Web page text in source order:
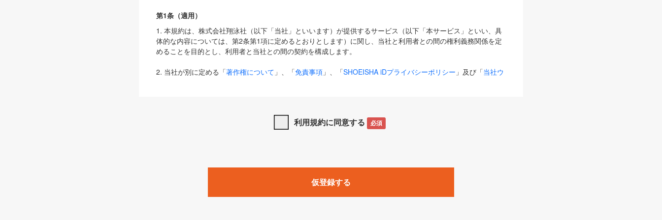
第1条（適用）
1. 本規約は、株式会社翔泳社（以下「当社」といいます）が提供するサービス（以下「本サービス」といい、具
体的な内容については、第2条第1項に定めるとおりとします）に関し、当社と利用者との間の権利義務関係を定
めることを目的とし、利用者と当社との間の契約を構成します。
2. 当社が別に定める「著作権について 」、「免責事項 」、「SHOEISHA iDプライバシーポリシー 」及び「当社ウ
は、本規約の規定が優先して適用されるものとします。
1. 「本サービス」とは、当社が提供する以下のサービス（名称や内容が変更された場合、変更後のサービスを含
みます）及びこれらサービスに関連して当社が実施するイベントやキャンペーンをいいます。
「SEBook」「SEShop」「CodeZine」「MarkeZine」「EnterpriseZine」「ECzine」「Biz/Zine」「HRzine」
利用規約に同意する 必須
仮登録する